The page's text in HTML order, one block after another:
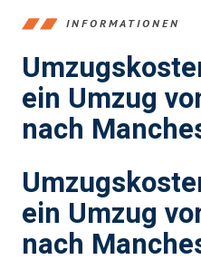
INFORMATIONEN
ein Umzug
nach
ein Umzug
nach